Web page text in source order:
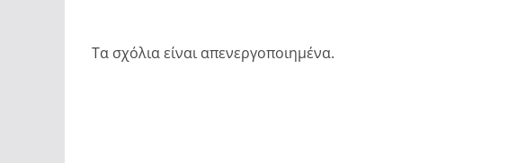
Τα σχόλια είναι απενεργοποιημένα.